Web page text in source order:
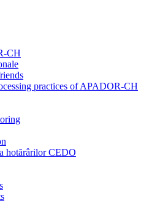
CH
practices of APADOR-CH
hotărârilor CEDO